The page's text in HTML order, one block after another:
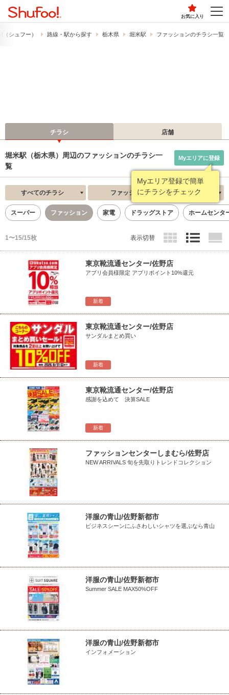
お気に入り
シュフー） 路線・駅から探す 栃木県 堀米駅 ファッションのチラシ一覧
チラシ 店舗
堀米駅（栃木県）周辺のファッションのチラシ一
覧
Myエリア登録で簡単
にチラシをチェック
Myエリアに登録
すべてのチラシ ファッション 新着順
スーパー ファッション 家電 ドラッグストア ホームセンタ
1〜15/15枚 表示切替
新着
東京靴流通センター/佐野店
アプリ会員様限定 アプリポイント10%還元
新着
東京靴流通センター/佐野店
サンダルまとめ買い
新着
東京靴流通センター/佐野店
感謝を込めて 決算SALE
ファッションセンターしまむら/佐野店
NEW ARRIVALS 旬を先取りトレンドコレクション
洋服の青山/佐野新都市
ビジネスシーンにふさわしいシャツを選ぶなら青山
洋服の青山/佐野新都市
Summer SALE MAX50%OFF
洋服の青山/佐野新都市
インフォメーション